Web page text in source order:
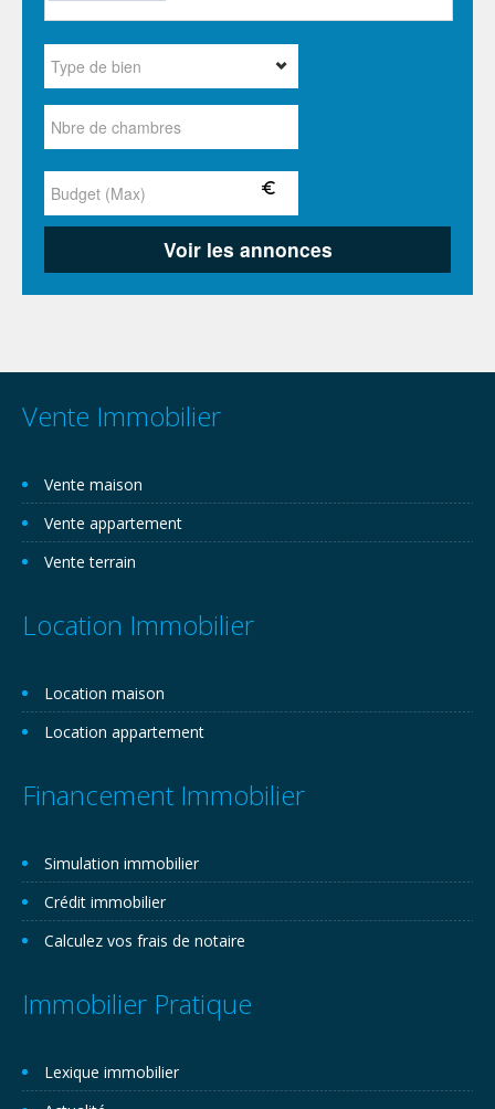
Vente Immobilier
Vente maison
Vente appartement
Vente terrain
Location Immobilier
Location maison
Location appartement
Financement Immobilier
Simulation immobilier
Crédit immobilier
Calculez vos frais de notaire
Immobilier Pratique
Lexique immobilier